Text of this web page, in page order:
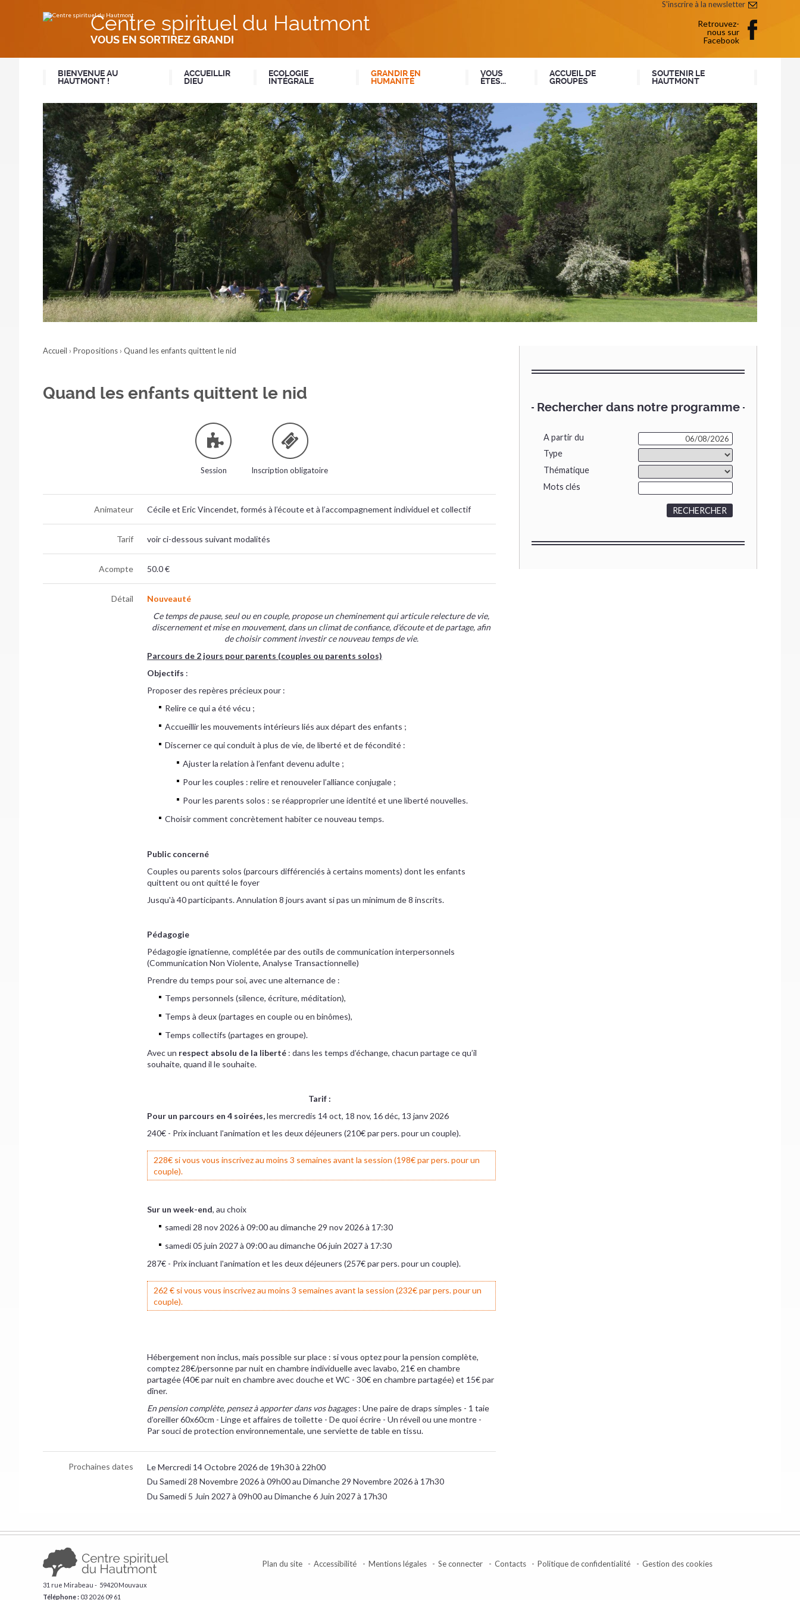
contenu.
S'inscrire à la newsletter
Retrouvez-
nous sur
Facebook
Centre spirituel du Hautmont
VOUS EN SORTIREZ GRANDI
BIENVENUE AU
HAUTMONT !
ACCUEILLIR
DIEU
ECOLOGIE
INTÉGRALE
GRANDIR EN
HUMANITÉ
VOUS
ÊTES...
ACCUEIL DE
GROUPES
SOUTENIR LE
HAUTMONT
Accueil › Propositions › Quand les enfants quittent le nid
Rechercher dans notre programme
A partir du
Type
Thématique
Mots clés
Quand les enfants quittent le nid
Session Inscription obligatoire
Animateur Cécile et Eric Vincendet, formés à l’écoute et à l’accompagnement individuel et collectif
Tarif voir ci-dessous suivant modalités
Acompte 50.0 €
Détail
Nouveauté
Ce temps de pause, seul ou en couple, propose un cheminement qui articule relecture de vie,
discernement et mise en mouvement, dans un climat de confiance, d’écoute et de partage, afin
de choisir comment investir ce nouveau temps de vie.
Parcours de 2 jours pour parents (couples ou parents solos)
Objectifs :
Proposer des repères précieux pour :
Relire ce qui a été vécu ;
Accueillir les mouvements intérieurs liés aux départ des enfants ;
Discerner ce qui conduit à plus de vie, de liberté et de fécondité :
Ajuster la relation à l’enfant devenu adulte ;
Pour les couples : relire et renouveler l’alliance conjugale ;
Pour les parents solos : se réapproprier une identité et une liberté nouvelles.
Choisir comment concrètement habiter ce nouveau temps.
Public concerné
Couples ou parents solos (parcours différenciés à certains moments) dont les enfants
quittent ou ont quitté le foyer
Jusqu'à 40 participants. Annulation 8 jours avant si pas un minimum de 8 inscrits.
Pédagogie
Pédagogie ignatienne, complétée par des outils de communication interpersonnels
(Communication Non Violente, Analyse Transactionnelle)
Prendre du temps pour soi, avec une alternance de :
Temps personnels (silence, écriture, méditation),
Temps à deux (partages en couple ou en binômes),
Temps collectifs (partages en groupe).
Avec un respect absolu de la liberté : dans les temps d’échange, chacun partage ce qu’il
souhaite, quand il le souhaite.
Tarif :
Pour un parcours en 4 soirées,les mercredis 14 oct, 18 nov, 16 déc, 13 janv 2026
240€ - Prix incluant l'animation et les deux déjeuners (210€ par pers. pour un couple).
228€ si vous vous inscrivez au moins 3 semaines avant la session (198€ par pers. pour un
couple).
Sur un week-end, au choix
samedi 28 nov 2026 à 09:00 au dimanche 29 nov 2026 à 17:30
samedi 05 juin 2027 à 09:00 au dimanche 06 juin 2027 à 17:30
287€ - Prix incluant l'animation et les deux déjeuners (257€ par pers. pour un couple).
262 € si vous vous inscrivez au moins 3 semaines avant la session (232€ par pers. pour un
couple).
Hébergement non inclus, mais possible sur place : si vous optez pour la pension complète,
comptez 28€/personne par nuit en chambre individuelle avec lavabo, 21€ en chambre
partagée (40€ par nuit en chambre avec douche et WC - 30€ en chambre partagée) et 15€ par
dîner.
En pension complète, pensez à apporter dans vos bagages: Une paire de draps simples - 1 taie
d’oreiller 60x60cm - Linge et affaires de toilette - De quoi écrire - Un réveil ou une montre -
Par souci de protection environnementale, une serviette de table en tissu.
Prochaines dates
Le Mercredi 14 Octobre 2026 de 19h30 à 22h00
Du Samedi 28 Novembre 2026 à 09h00 au Dimanche 29 Novembre 2026 à 17h30
Du Samedi 5 Juin 2027 à 09h00 au Dimanche 6 Juin 2027 à 17h30
31 rue Mirabeau - 59420 Mouvaux
Téléphone : ​03 20 26 09 61
Plan du site Accessibilité Mentions légales Se connecter Contacts Politique de confidentialité Gestion des cookies